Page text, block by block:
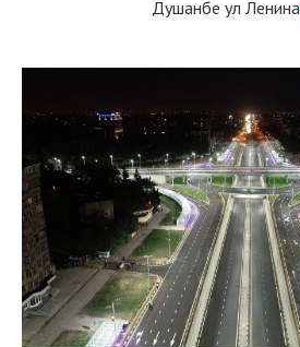
Душанбе ул Ленина